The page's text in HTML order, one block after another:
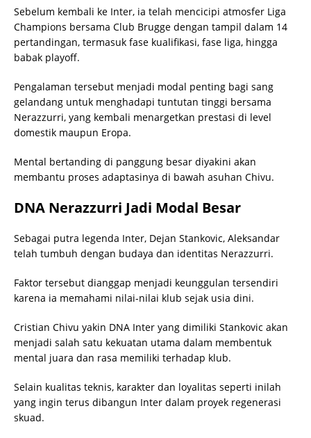
Sebelum kembali ke Inter, ia telah mencicipi atmosfer Liga
Champions bersama Club Brugge dengan tampil dalam 14
pertandingan, termasuk fase kualifikasi, fase liga, hingga
babak playoff.
Pengalaman tersebut menjadi modal penting bagi sang
gelandang untuk menghadapi tuntutan tinggi bersama
Nerazzurri, yang kembali menargetkan prestasi di level
domestik maupun Eropa.
Mental bertanding di panggung besar diyakini akan
membantu proses adaptasinya di bawah asuhan Chivu.
DNA Nerazzurri Jadi Modal Besar
Sebagai putra legenda Inter, Dejan Stankovic, Aleksandar
telah tumbuh dengan budaya dan identitas Nerazzurri.
Faktor tersebut dianggap menjadi keunggulan tersendiri
karena ia memahami nilai-nilai klub sejak usia dini.
Cristian Chivu yakin DNA Inter yang dimiliki Stankovic akan
menjadi salah satu kekuatan utama dalam membentuk
mental juara dan rasa memiliki terhadap klub.
Selain kualitas teknis, karakter dan loyalitas seperti inilah
yang ingin terus dibangun Inter dalam proyek regenerasi
skuad.